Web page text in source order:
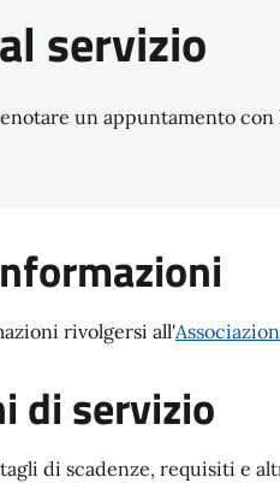
servizio
un appuntamento
rivolgersi all'
di servizio
di scadenze, requisiti e